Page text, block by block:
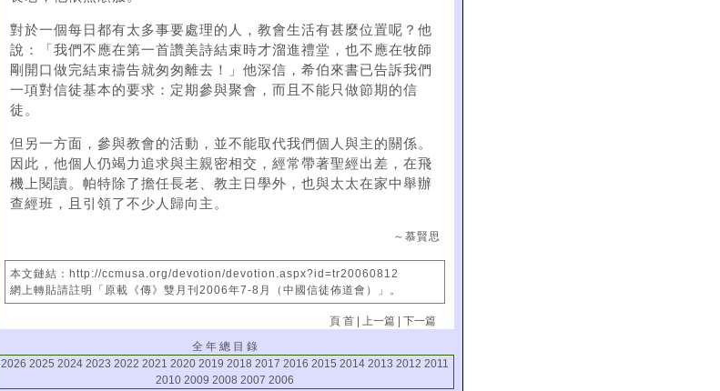
對於一個每日都有太多事要處理的人，教會生活有甚麼位置呢？他
說：「我們不應在第一首讚美詩結束時才溜進禮堂，也不應在牧師
剛開口做完結束禱告就匆匆離去！」他深信，希伯來書已告訴我們
一項對信徒基本的要求：定期參與聚會，而且不能只做節期的信
徒。
但另一方面，參與教會的活動，並不能取代我們個人與主的關係。
因此，他個人仍竭力追求與主親密相交，經常帶著聖經出差，在飛
機上閱讀。帕特除了擔任長老、教主日學外，也與太太在家中舉辦
查經班，且引領了不少人歸向主。
～慕賢思
本文鏈結：http://ccmusa.org/devotion/devotion.aspx?id=tr20060812
網上轉貼請註明「原載《傳》雙月刊2006年7-8月（中國信徒佈道會）」。
頁 首 |上一篇 |下一篇
全 年 總 目 錄
2026 2025 2024 2023 2022 2021 2020 2019 2018 2017 2016 2015 2014 2013 2012 2011
2010 2009 2008 2007 2006